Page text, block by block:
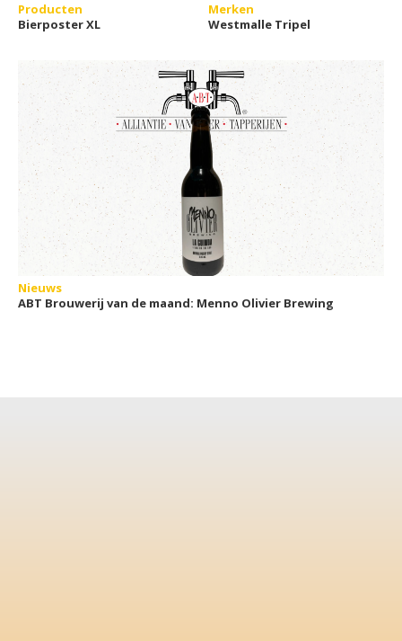
Producten
Bierposter XL
Merken
Westmalle Tripel
Nieuws
ABT Brouwerij van de maand: Menno Olivier Brewing